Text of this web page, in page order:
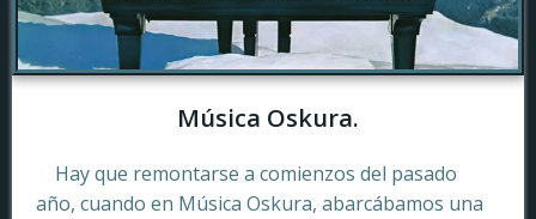
Música Oskura.
Hay que remontarse a comienzos del pasado
año, cuando en Música Oskura, abarcábamos una